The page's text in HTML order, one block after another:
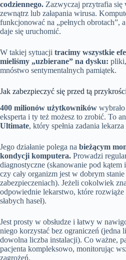
codziennego. Zazwyczaj przytrafia
zewnątrz lub załapania wirusa.
funkcjonować na „pełnych obrotach”,
daje się uruchomić.
W takiej sytuacji tracimy wszystkie
mieliśmy „uzbierane” na dysku:
mnóstwo sentymentalnych pamiątek.
Jak zabezpieczyć się przed tą
400 milionów użytkowników
eksperta i ty też możesz to zrobić. To
Ultimate, który spełnia zadania
Jego działanie polega na bieżącym
kondycji komputera. Prowadzi
diagnostyczne (skanowanie pod kątem
czy cały organizm jest w dobrym
zabezpieczeniach). Jeżeli cokolwiek
odpowiednie lekarstwo, które
słabych haseł).
Jest prosty w obsłudze i łatwy w
niego korzystać bez ograniczeń (jedna
dowolna liczba instalacji). Co ważne,
pacjenta kompleksowo, monitorując
zagrożeń.